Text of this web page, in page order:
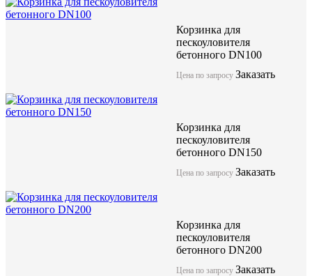
Корзинка для
пескоуловителя
бетонного DN100
Цена по запросуЗаказать
Корзинка для
пескоуловителя
бетонного DN150
Цена по запросуЗаказать
Корзинка для
пескоуловителя
бетонного DN200
Цена по запросуЗаказать